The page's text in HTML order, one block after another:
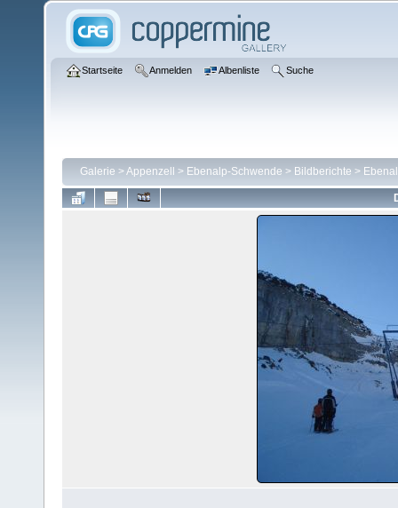
Startseite Anmelden Albenliste Suche
Galerie >Appenzell > Ebenalp-Schwende > Bildberichte >